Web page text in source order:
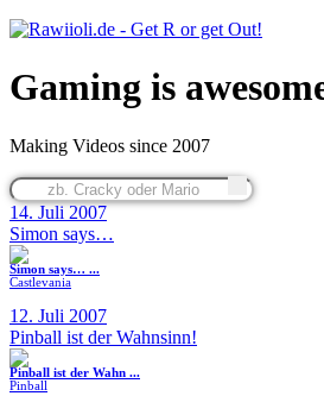
Gaming is
Making Videos since 2007
14. Juli 2007
Simon says…
Simon says… ...
Castlevania
12. Juli 2007
Pinball ist der Wahnsinn!
Pinball ist der Wahn ...
Pinball